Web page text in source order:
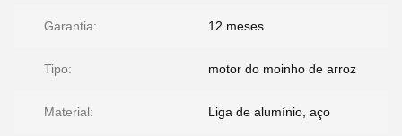
Garantia: 12 meses
Tipo: motor do moinho de arroz
Material: Liga de alumínio, aço